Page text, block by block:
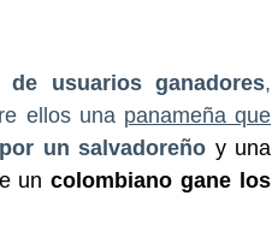
de usuarios ganadores,
ellos una panameña que
un salvadoreño y una
uncolombiano gane los